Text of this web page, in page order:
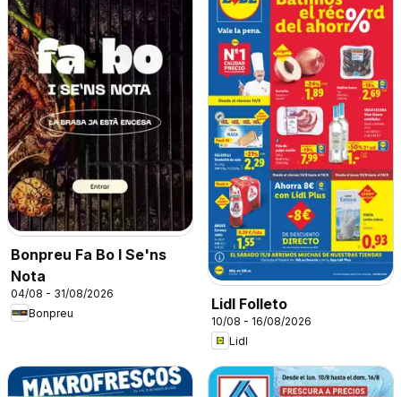
Bonpreu Fa Bo I Se'ns
Nota
04/08 - 31/08/2026
Bonpreu
Lidl Folleto
10/08 - 16/08/2026
Lidl